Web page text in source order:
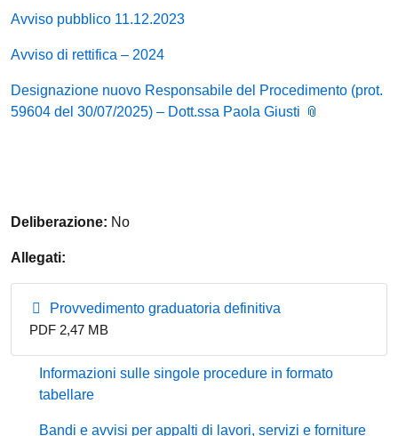
Avviso pubblico 11.12.2023
Avviso di rettifica – 2024
Designazione nuovo Responsabile del Procedimento (prot.
59604 del 30/07/2025) – Dott.ssa Paola Giusti
Deliberazione: No
Allegati:
Provvedimento graduatoria definitiva
PDF 2,47 MB
Informazioni sulle singole procedure in formato
tabellare
Bandi e avvisi per appalti di lavori, servizi e forniture